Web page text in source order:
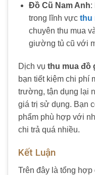
Đồ Cũ Nam Anh:
trong lĩnh vực thu
chuyên thu mua
giường tủ cũ với
Dịch vụ thu mua đồ
bạn tiết kiệm chi phí
trường, tận dụng lại
giá trị sử dụng. Bạn
phẩm phù hợp với
chi trả quá nhiều.
Kết Luận
Trên đây là tổng hợp